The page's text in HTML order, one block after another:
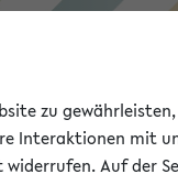
zu
Interaktionen mit
Auf der